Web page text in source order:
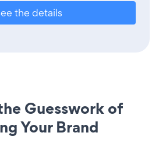
the details
Guesswork of
Your Brand